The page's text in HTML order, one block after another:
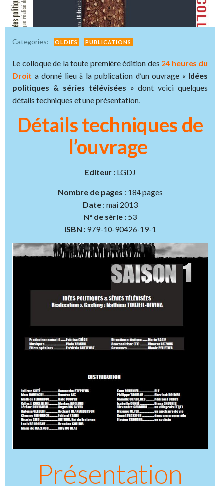
Categories: OLDIES PUBLICATIONS
Le colloque de la toute première édition des 24 heures du
Droit a donné lieu à la publication d’un ouvrage « Idées
politiques & séries télévisées » dont voici quelques
détails techniques et une présentation.
Détails techniques de
l’ouvrage
Editeur :LGDJ
Nombre de pages : 184 pages
Date: mai 2013
N° de série : 53
ISBN : 979-10-90426-19-1
Présentation